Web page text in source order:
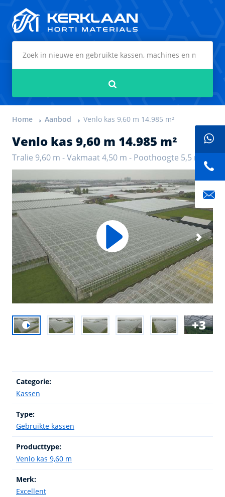
Home Aanbod Venlo kas 9,60 m 14.985 m²
Venlo kas 9,60 m 14.985 m²
Tralie 9,60 m - Vakmaat 4,50 m - Poothoogte 5,5 m
3
Categorie:
Kassen
Type:
Gebruikte kassen
Producttype:
Venlo kas 9,60 m
Merk:
Excellent